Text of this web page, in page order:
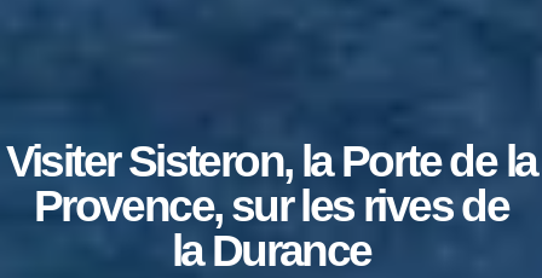
Visiter Sisteron, la Porte de la
Provence, sur les rives de
la Durance